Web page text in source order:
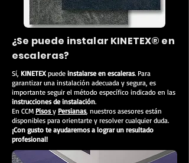
¿Se puede instalar KINETEX® en
escaleras?
Sí, KINETEX puede instalarse en escaleras. Para
garantizar una instalación adecuada y segura, es
importante seguir el método específico indicado en las
instrucciones de instalación.
En CCM Pisosy Persianas, nuestros asesores están
disponibles para orientarte y resolver cualquier duda.
¡Con gusto te ayudaremos a lograr un resultado
profesional!